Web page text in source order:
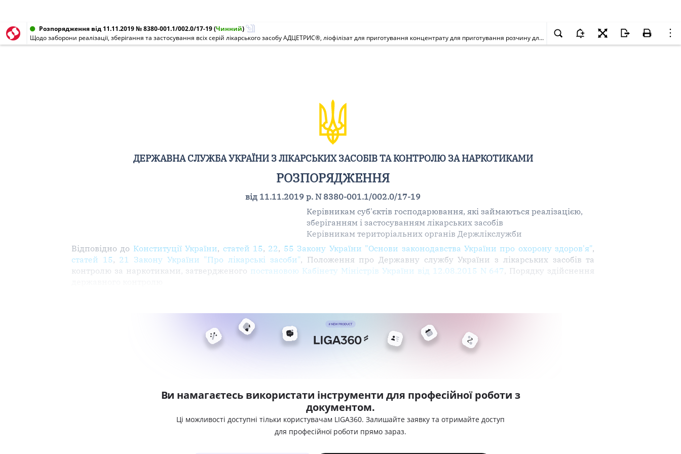
Розпорядження від 11.11.2019 № 8380-001.1/002.0/17-19(Чинний)
Щодо заборони реалізації, зберігання та застосування всіх серій лікарського засобу АДЦЕТРИС®, ліофілізат для приготування концентрату для приготування розчину для інфузій по 50 мг; 1 флакон з порошком у картонній коробці, виробництва "БСП Фармасьютікалз С.П.А.", Італія, вторинне пакування та вихідний контроль якості "ОАО "Фармстандарт-Уфа-ВИТА", Російська Федерація
ДЕРЖАВНА СЛУЖБА УКРАЇНИ З ЛІКАРСЬКИХ ЗАСОБІВ ТА КОНТРОЛЮ ЗА НАРКОТИКАМИ
РОЗПОРЯДЖЕННЯ
від 11.11.2019 р. N 8380-001.1/002.0/17-19
Керівникам суб'єктів господарювання, які займаються реалізацією,
зберіганням і застосуванням лікарських засобів
Керівникам територіальних органів Держлікслужби
Відповідно до Конституції України, статей 15, 22, 55 Закону України "Основи законодавства України про охорону здоров'я",
статей 15, 21 Закону України "Про лікарські засоби", Положення про Державну службу України з лікарських засобів та
контролю за наркотиками, затвердженого постановою Кабінету Міністрів України від 12.08.2015 N 647 , Порядку здійснення
Ви намагаєтесь використати інструменти для професійної роботи з
документом.
Ці можливості доступні тільки користувачам LIGA360. Залишайте заявку та отримайте доступ
для професійної роботи прямо зараз.